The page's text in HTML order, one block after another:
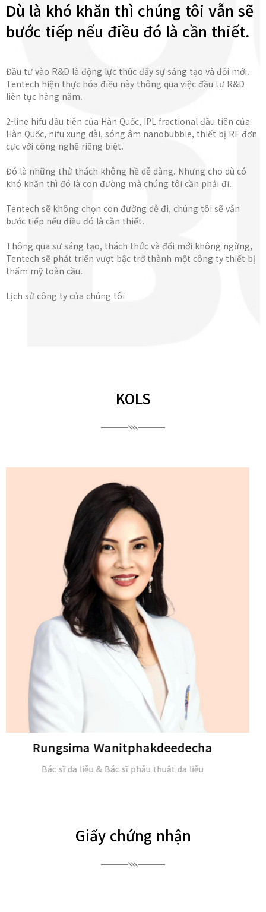
Dù là khó khăn thì chúng tôi vẫn sẽ
bước tiếp nếu điều đó là cần thiết.
Đầu tư vào R&D là động lực thúc đẩy sự sáng tạo và đổi mới.
Tentech hiện thực hóa điều này thông qua việc đầu tư R&D
liên tục hàng năm.
2-line hifu đầu tiên của Hàn Quốc, IPL fractional đầu tiên của
Hàn Quốc, hifu xung dài, sóng âm nanobubble, thiết bị RF đơn
cực với công nghệ riêng biệt.
Đó là những thử thách không hề dễ dàng. Nhưng cho dù có
khó khăn thì đó là con đường mà chúng tôi cần phải đi.
Tentech sẽ không chọn con đường dễ đi, chúng tôi sẽ vẫn
bước tiếp nếu điều đó là cần thiết.
Thông qua sự sáng tạo, thách thức và đổi mới không ngừng,
Tentech sẽ phát triển vượt bậc trở thành một công ty thiết bị
thẩm mỹ toàn cầu.
Lịch sử công ty của chúng tôi
KOLS
Michael H. Gold
M.D. và Hội viên của Viện Da liễu Hoa Kỳ (FAAD)
Giấy chứng nhận